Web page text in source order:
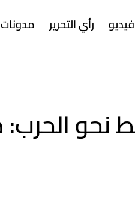
فيديو رأي التحرير مدونات
نحو